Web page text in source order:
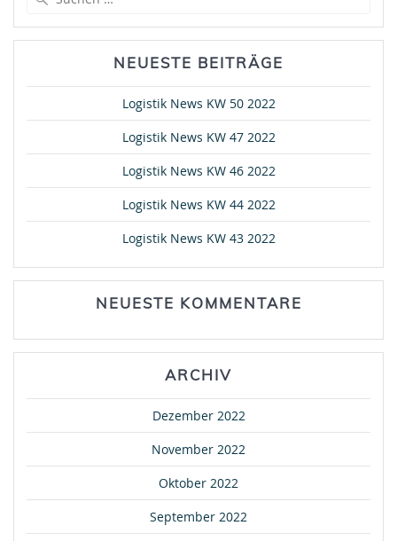
NEUESTE BEITRÄGE
Logistik News KW 50 2022
Logistik News KW 47 2022
Logistik News KW 46 2022
Logistik News KW 44 2022
Logistik News KW 43 2022
NEUESTE KOMMENTARE
ARCHIV
Dezember 2022
November 2022
Oktober 2022
September 2022